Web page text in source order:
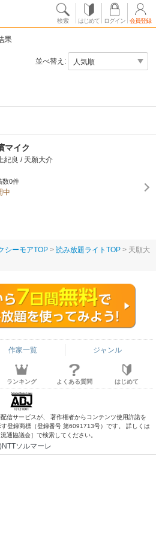
検索 はじめて ログイン 会員登録
果
並べ替え:
マイク
紀良 / 天願大介
数0件
中
シーモアTOP 読み放題ライトTOP
天願大
作家一覧 ジャンル
ランキング よくある質問 はじめて
信サービスが、 著作権者からコンテンツ使用許諾を
登録商標（登録番号 第6091713号）です。 詳しくは
通協議会］で検索してください。
ソルマーレ